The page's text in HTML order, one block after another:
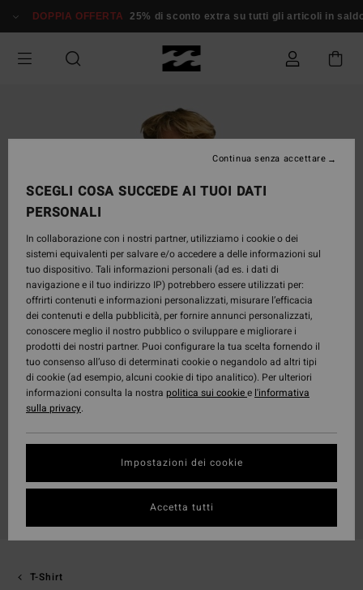
alle
prodotto
DOPPIA OFFERTA 25% di sconto extra su tutti gli articoli in
T-Shirt
SCEGLI COSA SUCCEDE AI TUOI DATI
PERSONALI
In collaborazione con i nostri partner, utilizziamo i cookie o dei
sistemi equivalenti per salvare e/o accedere a delle informazioni sul
tuo dispositivo. Tali informazioni personali (ad es. i dati di
navigazione e il tuo indirizzo IP) potrebbero essere utilizzati per:
offrirti contenuti e informazioni personalizzati, misurare l’efficacia
dei contenuti e della pubblicità, per fornire annunci personalizzati,
conoscere meglio il nostro pubblico o sviluppare e migliorare i
prodotti dei nostri partner. Puoi configurare la tua scelta fornendo il
tuo consenso all’uso di determinati cookie o negandolo ad altri tipi
di cookie (ad esempio, alcuni cookie di tipo analitico). Per ulteriori
informazioni consulta la nostra politica sui cookiee l'informativa
sulla privacy.
Impostazioni dei cookie
Continua senza accettare
Accetta tutti